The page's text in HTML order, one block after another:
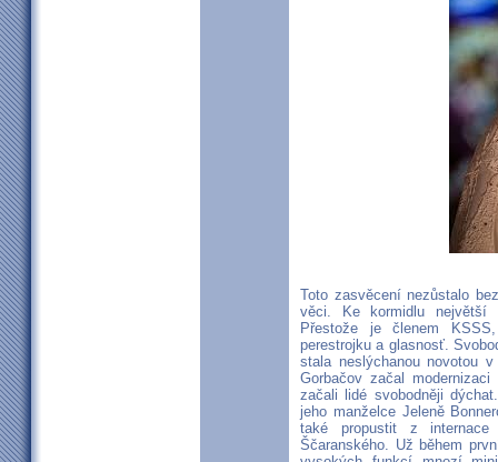
Toto zasvěcení nezůstalo
věci. Ke kormidlu největší
Přestože je členem
perestrojku a glasnosť.
stala neslýchanou novotou
Gorbačov začal
začali lidé svobodněji
jeho manželce Jeleně
také propustit z internace
Ščaranského. Už během